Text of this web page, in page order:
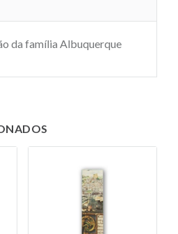
da família Albuquerque